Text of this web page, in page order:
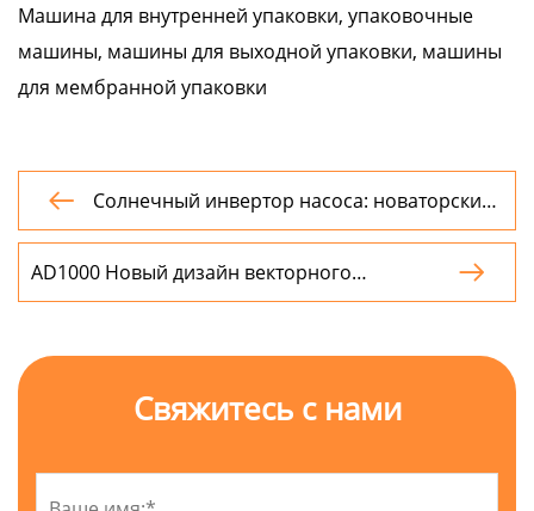
Машина для внутренней упаковки, упаковочные
машины, машины для выходной упаковки, машины
для мембранной упаковки

Солнечный инвертор насоса: новаторские
решения для энергосберегательного
водоподъема
AD1000 Новый дизайн векторного
управления VFD-преобразователь частоты

Свяжитесь с нами